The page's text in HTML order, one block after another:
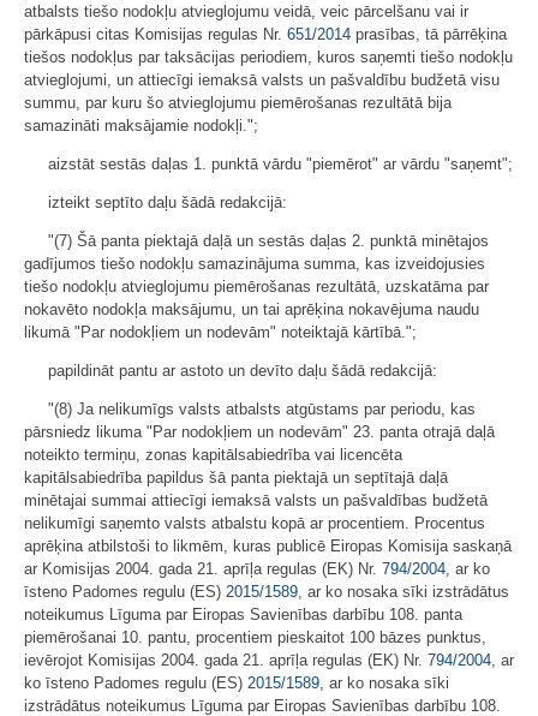
atbalsts tiešo nodokļu atvieglojumu veidā, veic pārcelšanu vai ir
pārkāpusi citas Komisijas regulas Nr. 651/2014 prasības, tā pārrēķina
tiešos nodokļus par taksācijas periodiem, kuros saņemti tiešo nodokļu
atvieglojumi, un attiecīgi iemaksā valsts un pašvaldību budžetā visu
summu, par kuru šo atvieglojumu piemērošanas rezultātā bija
samazināti maksājamie nodokļi.";
aizstāt sestās daļas 1. punktā vārdu "piemērot" ar vārdu "saņemt";
izteikt septīto daļu šādā redakcijā:
"(7) Šā panta piektajā daļā un sestās daļas 2. punktā minētajos
gadījumos tiešo nodokļu samazinājuma summa, kas izveidojusies
tiešo nodokļu atvieglojumu piemērošanas rezultātā, uzskatāma par
nokavēto nodokļa maksājumu, un tai aprēķina nokavējuma naudu
likumā "Par nodokļiem un nodevām" noteiktajā kārtībā.";
papildināt pantu ar astoto un devīto daļu šādā redakcijā:
"(8) Ja nelikumīgs valsts atbalsts atgūstams par periodu, kas
pārsniedz likuma "Par nodokļiem un nodevām" 23. panta otrajā daļā
noteikto termiņu, zonas kapitālsabiedrība vai licencēta
kapitālsabiedrība papildus šā panta piektajā un septītajā daļā
minētajai summai attiecīgi iemaksā valsts un pašvaldības budžetā
nelikumīgi saņemto valsts atbalstu kopā ar procentiem. Procentus
aprēķina atbilstoši to likmēm, kuras publicē Eiropas Komisija saskaņā
ar Komisijas 2004. gada 21. aprīļa regulas (EK) Nr. 794/2004 , ar ko
īsteno Padomes regulu (ES) 2015/1589 , ar ko nosaka sīki izstrādātus
noteikumus Līguma par Eiropas Savienības darbību 108. panta
piemērošanai 10. pantu, procentiem pieskaitot 100 bāzes punktus,
ievērojot Komisijas 2004. gada 21. aprīļa regulas (EK) Nr. 794/2004 , ar
ko īsteno Padomes regulu (ES) 2015/1589 , ar ko nosaka sīki
izstrādātus noteikumus Līguma par Eiropas Savienības darbību 108.